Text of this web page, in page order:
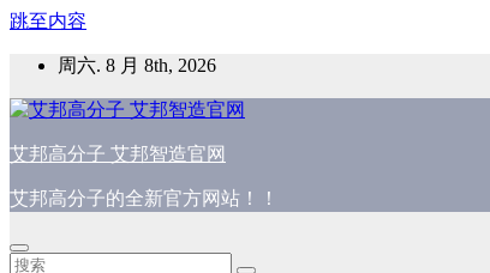
跳至内容
周六. 8 月 8th, 2026
艾邦高分子 艾邦智造官网
艾邦高分子的全新官方网站！！